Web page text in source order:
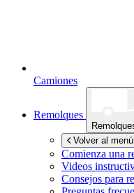
Camiones
Remolques
Volver al
Comienza una
Videos
Consejos para